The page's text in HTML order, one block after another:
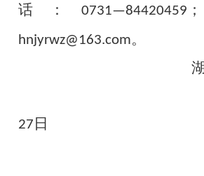
话： 0731—84420459
hnjyrwz@163.com。
27 日